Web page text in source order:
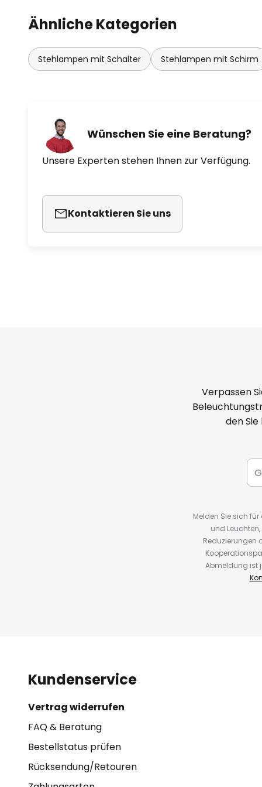
Ähnliche Kategorien
Stehlampen mit Schalter Stehlampen mit Schirm
Wünschen Sie eine Beratung?
Unsere Experten stehen Ihnen zur Verfügung.
Kontaktieren Sie uns
Verpassen
den
Melden Sie sich
und
Reduzierungen
Abmeldung ist
Kundenservice
Vertrag widerrufen
FAQ & Beratung
Bestellstatus prüfen
Rücksendung/Retouren